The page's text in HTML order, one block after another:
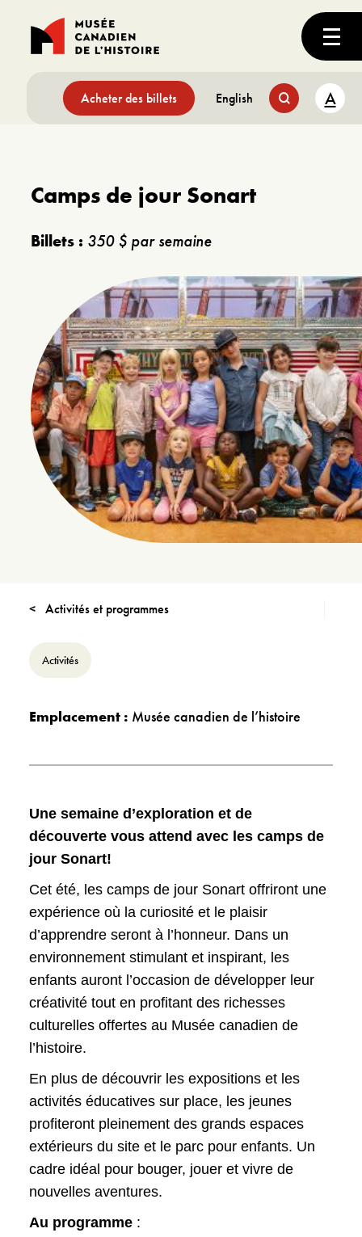
Acheter des billets English A
Camps de jour Sonart
Billets : 350 $ par semaine
Activités et programmes
Activités
Emplacement : Musée canadien de l’histoire
Une semaine d’exploration et de
découverte vous attend avec les camps de
jour Sonart!
Cet été, les camps de jour Sonart offriront une
expérience où la curiosité et le plaisir
d’apprendre seront à l’honneur. Dans un
environnement stimulant et inspirant, les
enfants auront l’occasion de développer leur
créativité tout en profitant des richesses
culturelles offertes au Musée canadien de
l’histoire.
En plus de découvrir les expositions et les
activités éducatives sur place, les jeunes
profiteront pleinement des grands espaces
extérieurs du site et le parc pour enfants. Un
cadre idéal pour bouger, jouer et vivre de
nouvelles aventures.
Au programme :